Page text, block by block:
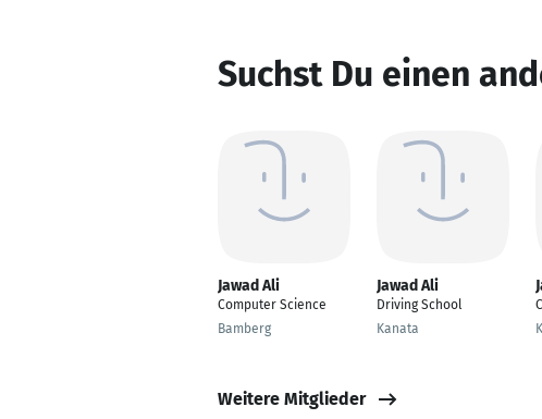
Suchst Du einen
Jawad Ali
Computer Science
Bamberg
Jawad Ali
Driving School
Kanata
Weitere Mitglieder